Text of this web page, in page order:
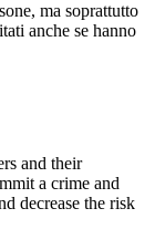
ma soprattutto
anche se hanno
and their
a crime and
decrease the risk